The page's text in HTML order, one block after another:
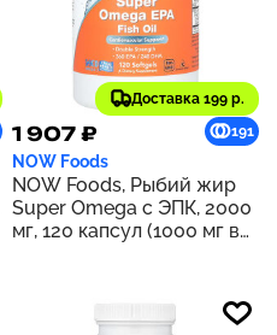
Доставка 199 р.
1 907 ₽ 191
NOW Foods
NOW Foods, Рыбий жир
Super Omega с ЭПК, 2000
мг, 120 капсул (1000 мг в